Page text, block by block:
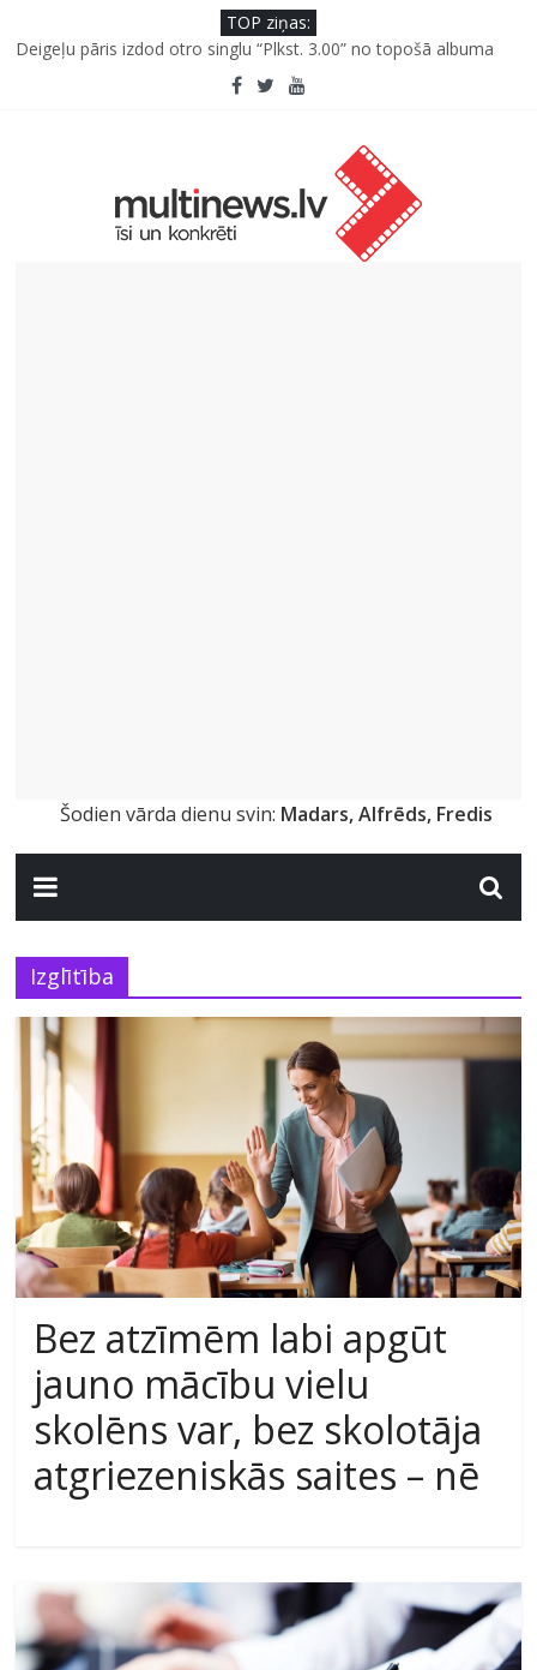
TOP ziņas:
Deigeļu pāris izdod otro singlu “Plkst. 3.00” no topošā albuma
Pēc peldes sāp auss vai kakls? Biežākās kļūdas vasarā un kā no
Ko kaķa deguns var un nevar pastāstīt par viņa veselību?
“Virši” neto peļņa pirmajā pusgadā sasniedz 4,2 miljonus eiro
Šodien vārda dienu svin: Madars, Alfrēds, Fredis
Izglītība
Bez atzīmēm labi apgūt
jauno mācību vielu
skolēns var, bez skolotāja
atgriezeniskās saites – nē